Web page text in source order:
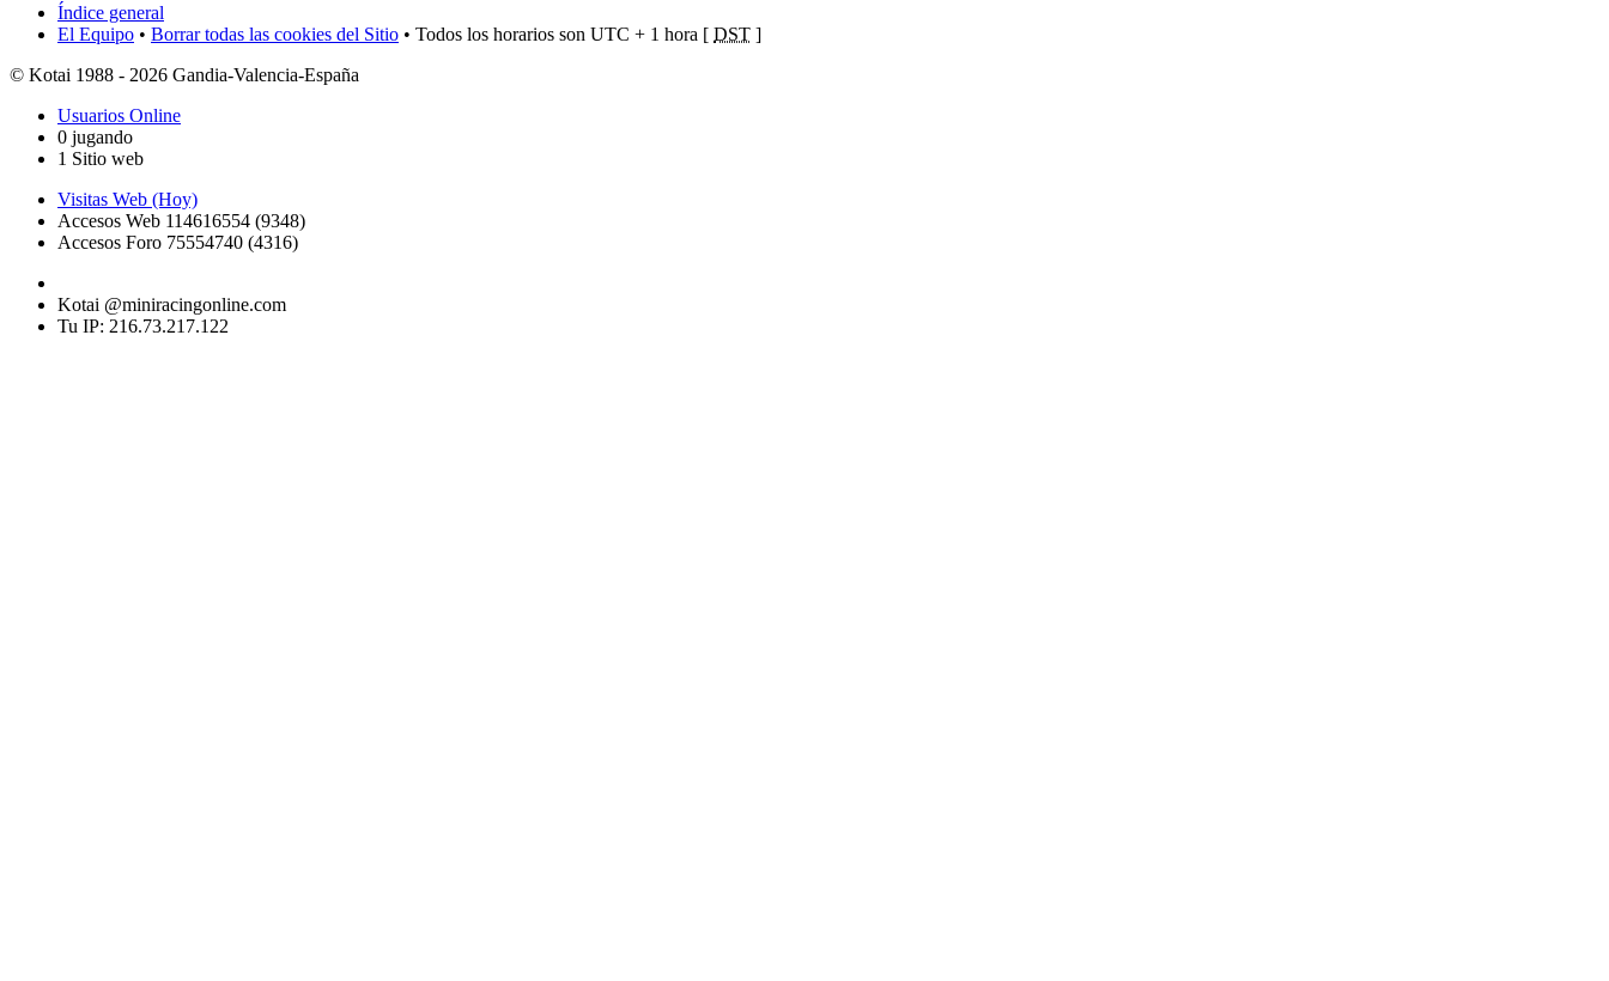
Índice general
El Equipo • Borrar todas las cookies del Sitio • Todos los horarios son UTC + 1 hora [ DST ]
© Kotai 1988 - 2026 Gandia-Valencia-España
Usuarios Online
0 jugando
1 Sitio web
Visitas Web (Hoy)
Accesos Web 114616554 (9348)
Accesos Foro 75554740 (4316)
Kotai @miniracingonline.com
Tu IP: 216.73.217.122